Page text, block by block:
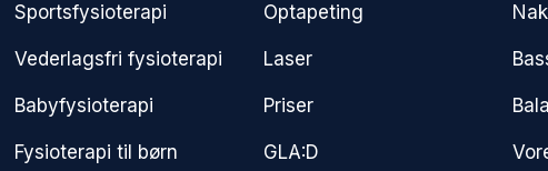
Sportsfysioterapi
Vederlagsfri fysioterapi​
Babyfysioterapi
Fysioterapi til børn
Optapeting
Laser
Priser
GLA:D